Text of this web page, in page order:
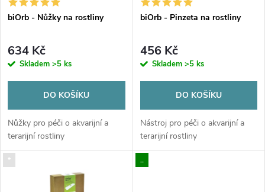
p
r
o
d
u
k
s
p
r
d
u
biOrb - Nůžky na rostliny
634 Kč
Skladem >5 ks
DO KOŠÍKU
Nůžky pro péči o akvarijní a
terarijní rostliny
biOrb - Pinzeta na rostliny
456 Kč
Skladem >5 ks
DO KOŠÍKU
Nástroj pro péči o akvarijní a
terarijní rostliny
* ..